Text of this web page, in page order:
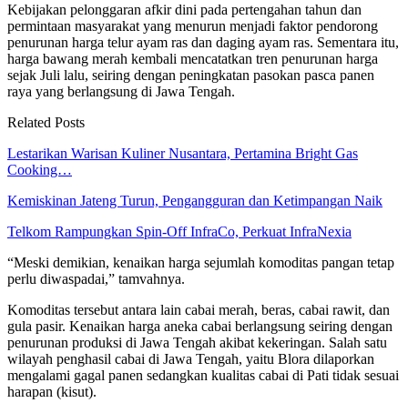
Kebijakan pelonggaran afkir dini pada pertengahan tahun dan
permintaan masyarakat yang menurun menjadi faktor pendorong
penurunan harga telur ayam ras dan daging ayam ras. Sementara itu,
harga bawang merah kembali mencatatkan tren penurunan harga
sejak Juli lalu, seiring dengan peningkatan pasokan pasca panen
raya yang berlangsung di Jawa Tengah.
Related Posts
Lestarikan Warisan Kuliner Nusantara, Pertamina Bright Gas
Cooking…
Kemiskinan Jateng Turun, Pengangguran dan Ketimpangan Naik
Telkom Rampungkan Spin-Off InfraCo, Perkuat InfraNexia
“Meski demikian, kenaikan harga sejumlah komoditas pangan tetap
perlu diwaspadai,” tamvahnya.
Komoditas tersebut antara lain cabai merah, beras, cabai rawit, dan
gula pasir. Kenaikan harga aneka cabai berlangsung seiring dengan
penurunan produksi di Jawa Tengah akibat kekeringan. Salah satu
wilayah penghasil cabai di Jawa Tengah, yaitu Blora dilaporkan
mengalami gagal panen sedangkan kualitas cabai di Pati tidak sesuai
harapan (kisut).